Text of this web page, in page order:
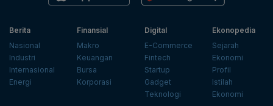
Berita
Nasional
Industri
Internasional
Energi
Finansial
Makro
Keuangan
Bursa
Korporasi
Digital
E-Commerce
Fintech
Startup
Gadget
Teknologi
Ekonopedia
Sejarah
Ekonomi
Profil
Istilah
Ekonomi